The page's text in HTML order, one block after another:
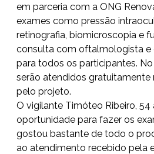
em parceria com a ONG
exames como pressão
retinografia, biomicroscopia e
consulta com oftalmologista e
para todos os participantes.
serão atendidos gratuitamente
pelo projeto.
O vigilante Timóteo Ribeiro, 54
oportunidade para fazer os
gostou bastante de todo o
ao atendimento recebido pela